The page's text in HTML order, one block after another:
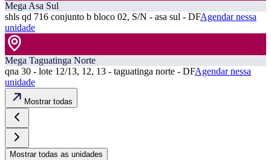
Mega Asa Sul
shls qd 716 conjunto b bloco 02, S/N - asa sul - DFAgendar nessa
unidade
Mega Taguatinga Norte
qna 30 - lote 12/13, 12, 13 - taguatinga norte - DFAgendar nessa
unidade
Mostrar todas
Mostrar todas as unidades